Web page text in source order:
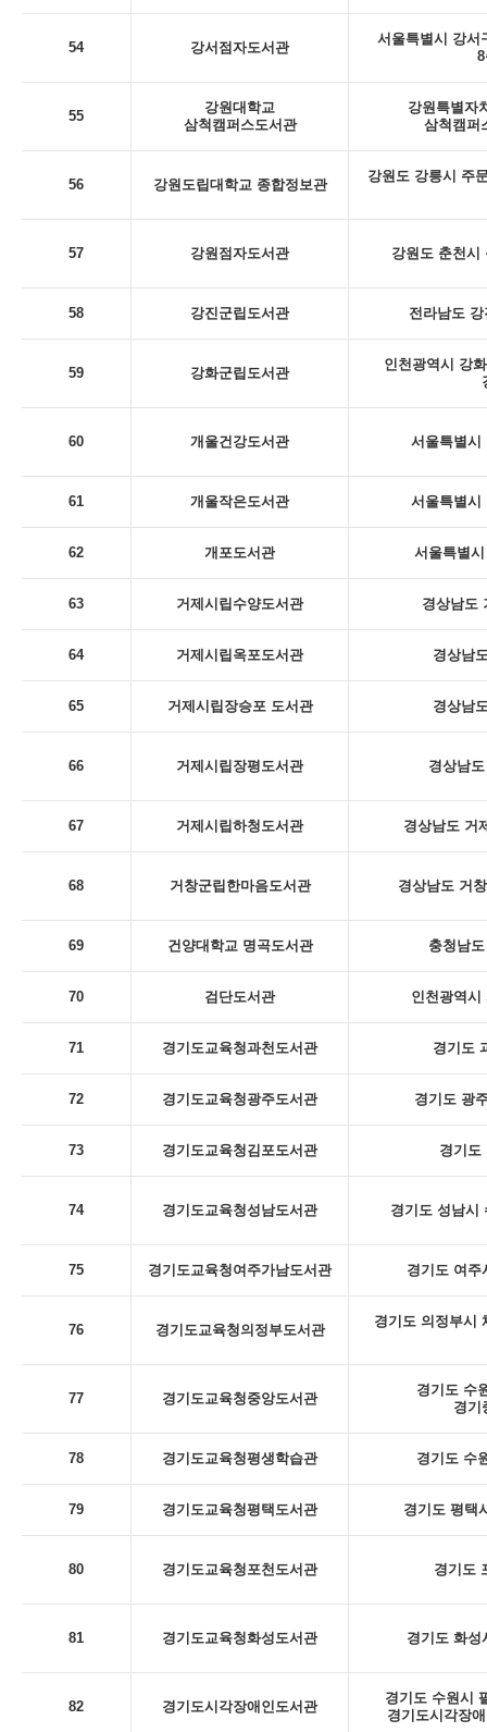
54 강서점자도서관
서울특별시 강서
55
강원대학교
삼척캠퍼스도서관
강원특별자
삼척캠퍼
56 강원도립대학교 종합정보관
강원도 강릉시 주
57 강원점자도서관 강원도 춘천시
58 강진군립도서관 전라남도
59 강화군립도서관
인천광역시 강
60 개울건강도서관 서울특별시
61 개울작은도서관 서울특별시
62 개포도서관 서울특별
63 거제시립수양도서관 경상남도
64 거제시립옥포도서관 경상남
65 거제시립장승포 도서관 경상남
66 거제시립장평도서관 경상남
67 거제시립하청도서관 경상남도 거
68 거창군립한마음도서관 경상남도 거
69 건양대학교 명곡도서관 충청남
70 검단도서관 인천광역시
71 경기도교육청과천도서관 경기도
72 경기도교육청광주도서관 경기도 광
73 경기도교육청김포도서관 경기도
74 경기도교육청성남도서관 경기도 성남시
75 경기도교육청여주가남도서관 경기도 여주
76 경기도교육청의정부도서관
경기도 의정부시
77 경기도교육청중앙도서관
경기도 수
경기
78 경기도교육청평생학습관 경기도 수
79 경기도교육청평택도서관 경기도 평택
80 경기도교육청포천도서관 경기도
81 경기도교육청화성도서관 경기도 화성
82 경기도시각장애인도서관
경기도 수원시
경기도시각장